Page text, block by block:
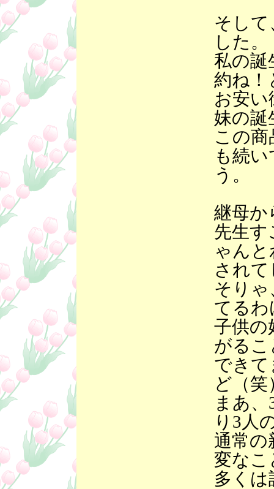
そし
した。
私の誕
約ね！
お安
妹の誕
この
も続
う。
継母か
先生す
ゃん
され
そり
てる
子供の
がるこ
でき
ど（笑
まあ
り3人
通常の
変なこ
多くは